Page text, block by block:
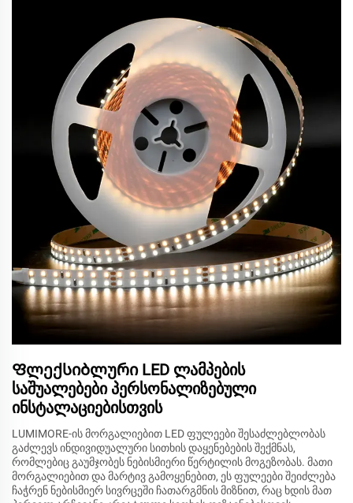
Ფლექსიბლური LED ლამპების
საშუალებები პერსონალიზებული
ინსტალაციებისთვის
LUMIMORE-ის მორგალიებით LED ფულეები შესაძლებლობას
გაძლევს ინდივიდუალური სითხის დაყენებების შექმნას,
რომლებიც გაუმჯობეს ნებისმიერი წერტილის მოგეზობას. მათი
მორგალიებით და მარტივ გამოყენებით, ეს ფულეები შეიძლება
ჩაჭრენ ნებისმიერ სივრცეში ჩათარგმნის მიზნით, რაც ხდის მათ